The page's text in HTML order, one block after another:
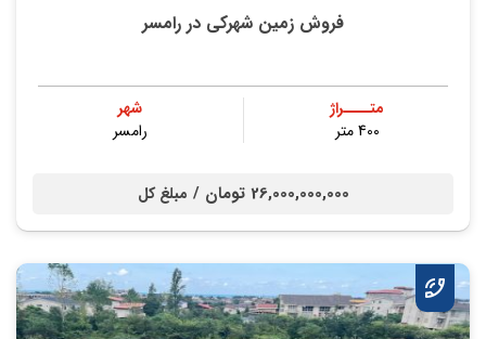
فروش زمین شهرکی در رامسر
متــــراژ
400 متر
شهر
رامسر
26,000,000,000 تومان / مبلغ کل